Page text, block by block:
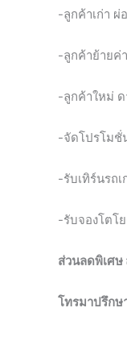
-ลูกค้าเก่า
-ลูกค้าย้ายค่
-ลูกค้าใหม่ ด
-จัดโปรโมชั่
-รับเทิร์นรถ
-รับจองโตโ
ส่วนลดพิเศษ
โทรมาปรึก